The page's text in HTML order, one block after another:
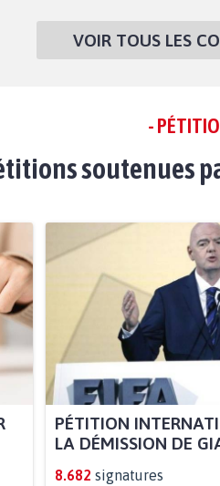
VOIR TOUS LES
-
soutenues
PÉTITION
LA DÉMISSION DE
8.682 signatures